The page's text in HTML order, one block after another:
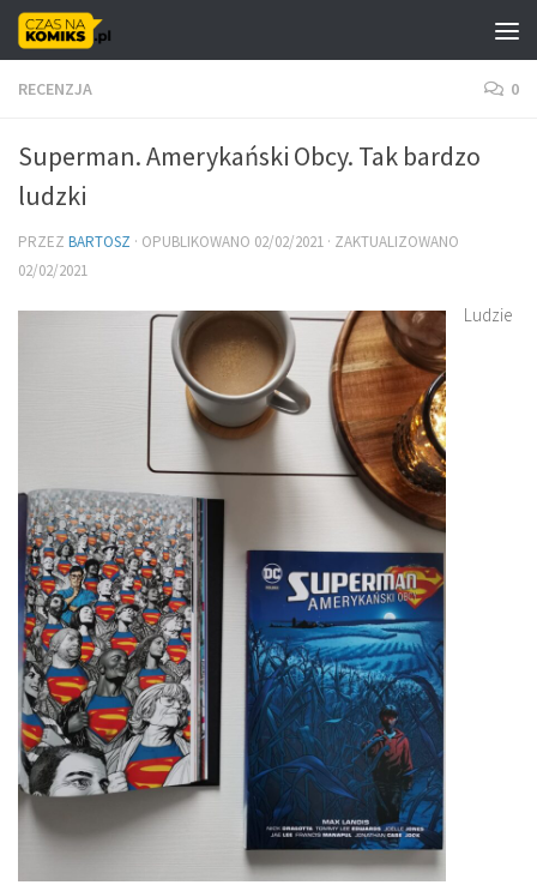
Skip to content
RECENZJA 0
Superman. Amerykański Obcy. Tak bardzo
ludzki
PRZEZ BARTOSZ · OPUBLIKOWANO 02/02/2021 · ZAKTUALIZOWANO
02/02/2021
Ludzie